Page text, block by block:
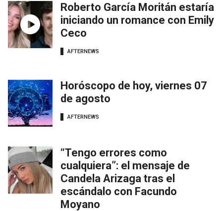
Roberto García Moritán estaría
iniciando un romance con Emily
Ceco
AFTERNEWS
Horóscopo de hoy, viernes 07
de agosto
AFTERNEWS
“Tengo errores como
cualquiera”: el mensaje de
Candela Arizaga tras el
escándalo con Facundo
Moyano